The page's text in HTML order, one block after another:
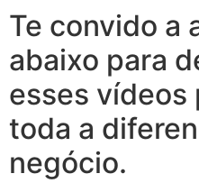
Te convido a
abaixo para
esses vídeos
toda a
negócio.